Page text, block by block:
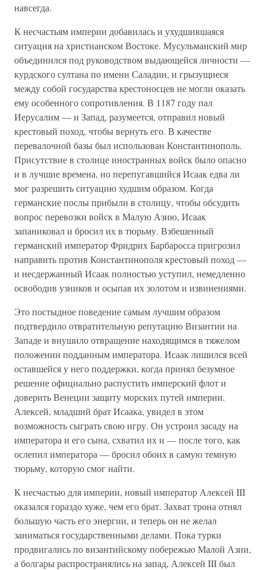
навсегда.
К несчастьям империи добавилась и ухудшившаяся
ситуация на христианском Востоке. Мусульманский мир
объединился под руководством выдающейся личности —
курдского султана по имени Саладин, и грызущиеся
между собой государства крестоносцев не могли оказать
ему особенного сопротивления. В 1187 году пал
Иерусалим — и Запад, разумеется, отправил новый
крестовый поход, чтобы вернуть его. В качестве
перевалочной базы был использован Константинополь.
Присутствие в столице иностранных войск было опасно
и в лучшие времена, но перепугавшийся Исаак едва ли
мог разрешить ситуацию худшим образом. Когда
германские послы прибыли в столицу, чтобы обсудить
вопрос перевозки войск в Малую Азию, Исаак
запаниковал и бросил их в тюрьму. Взбешенный
германский император Фридрих Барбаросса пригрозил
направить против Константинополя крестовый поход —
и несдержанный Исаак полностью уступил, немедленно
освободив узников и осыпав их золотом и извинениями.
Это постыдное поведение самым лучшим образом
подтвердило отвратительную репутацию Византии на
Западе и внушило отвращение находящимся в тяжелом
положении подданным императора. Исаак лишился всей
оставшейся у него поддержки, когда принял безумное
решение официально распустить имперский флот и
доверить Венеции защиту морских путей империи.
Алексей, младший брат Исаака, увидел в этом
возможность сыграть свою игру. Он устроил засаду на
императора и его сына, схватил их и — после того, как
ослепил императора — бросил обоих в самую темную
тюрьму, которую смог найти.
К несчастью для империи, новый император Алексей III
оказался гораздо хуже, чем его брат. Захват трона отнял
большую часть его энергии, и теперь он не желал
заниматься государственными делами. Пока турки
продвигались по византийскому побережью Малой Азии,
а болгары распространялись на запад, Алексей III был